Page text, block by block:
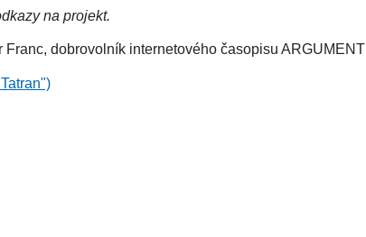
na projekt.
Franc, dobrovolník internetového časopisu ARGUMENT